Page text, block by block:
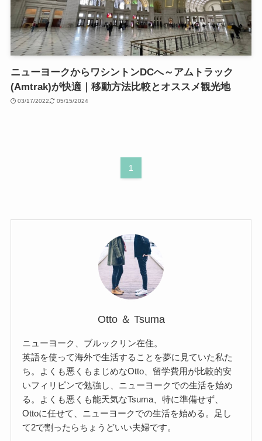
ニューヨークからワシントンDCへ～アムトラック
(Amtrak)が快適｜移動方法比較とオススメ観光地
03/17/2022 05/15/2024
1
Otto ＆ Tsuma
ニューヨーク、ブルックリン在住。
英語を使って海外で生活することを夢に見ていた私た
ち。よくも悪くもまじめなOtto、留学費用が比較的安
いフィリピンで勉強し、ニューヨークでの生活を始め
る。よくも悪くも能天気なTsuma、特に準備せず、
Ottoに任せて、ニューヨークでの生活を始める。足し
て2で割ったらちょうどいい夫婦です。